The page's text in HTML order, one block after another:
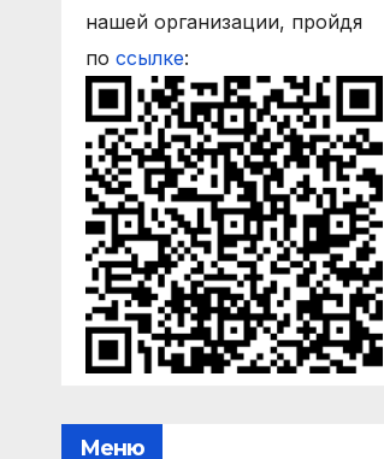
нашей организации, пройдя
по ссылке:
Меню